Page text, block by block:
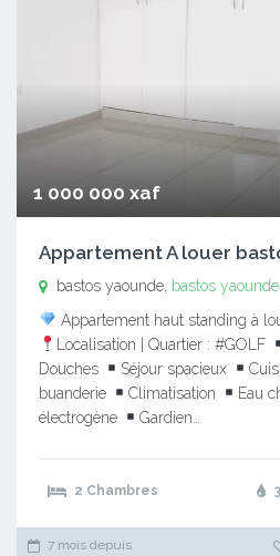
1 000 000 xaf
Appartement A louer
bastos yaounde, bastos yaounde
Appartement haut standing à
Localisation | Quartier : #GOLF
Douches
Séjour spacieux
buanderie
Climatisation Eau
électrogène
Gardien…
2 Chambres
7 mois depuis